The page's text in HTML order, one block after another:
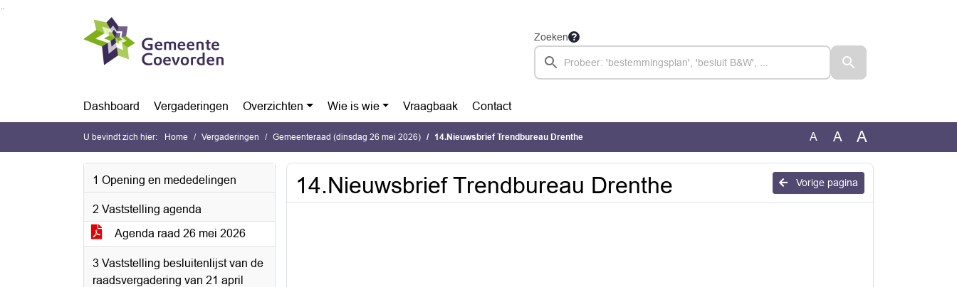
Ga naar de inhoud van deze pagina
Ga naar het zoeken
Ga naar het menu
Zoeken
Dashboard Vergaderingen Overzichten Wie is wie Vraagbaak Contact
U bevindt zich hier: Home Vergaderingen Gemeenteraad (dinsdag 26 mei 2026) 14.Nieuwsbrief Trendbureau Drenthe A A A
1 Opening en mededelingen
2 Vaststelling agenda
Agenda raad 26 mei 2026
3 Vaststelling besluitenlijst van de
raadsvergadering van 21 april
Vorige pagina
14.Nieuwsbrief Trendbureau Drenthe